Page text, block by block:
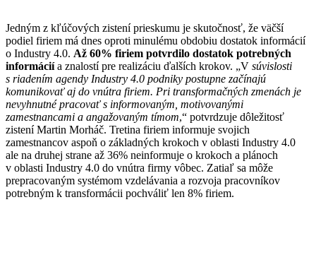
Jedným z kľúčových zistení prieskumu je skutočnosť, že väčší
podiel firiem má dnes oproti minulému obdobiu dostatok informácií
o Industry 4.0. Až 60% firiem potvrdilo dostatok potrebných
informáciía znalostí pre realizáciu ďalších krokov. „V súvislosti
s riadením agendy Industry 4.0 podniky postupne začínajú
komunikovať aj do vnútra firiem. Pri transformačných zmenách je
nevyhnutné pracovať s informovaným, motivovanými
zamestnancami a angažovaným tímom,“ potvrdzuje dôležitosť
zistení Martin Morháč. Tretina firiem informuje svojich
zamestnancov aspoň o základných krokoch v oblasti Industry 4.0
ale na druhej strane až 36% neinformuje o krokoch a plánoch
v oblasti Industry 4.0 do vnútra firmy vôbec. Zatiaľ sa môže
prepracovaným systémom vzdelávania a rozvoja pracovníkov
potrebným k transformácii pochváliť len 8% firiem.